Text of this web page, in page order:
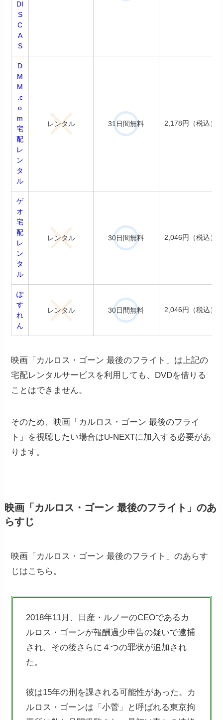
DI
S
C
A
S
D
M
M
.c
o
m
宅
配
レ
ン
タ
ル
レンタル 31日間無料 2,178円（税込）
ゲ
オ
宅
配
レ
ン
タ
ル
レンタル 30日間無料 2,046円（税込）
ぽ
す
れ
ん
レンタル 30日間無料 2,046円（税込）
映画「カルロス・ゴーン 最後のフライト」は上記の
宅配レンタルサービスを利用しても、DVDを借りる
ことはできません。
そのため、映画「カルロス・ゴーン 最後のフライ
ト」を視聴したい場合はU-NEXTに加入する必要があ
ります。
映画「カルロス・ゴーン 最後のフライト」のあ
らすじ
映画「カルロス・ゴーン 最後のフライト」のあらす
じはこちら。
2018年11月、日産・ルノーのCEOであるカ
ルロス・ゴーンが報酬過少申告の疑いで逮捕
され、その後さらに４つの罪状が追加され
た。
彼は15年の刑を課される可能性があった。カ
ルロス・ゴーンは「小菅」と呼ばれる東京拘